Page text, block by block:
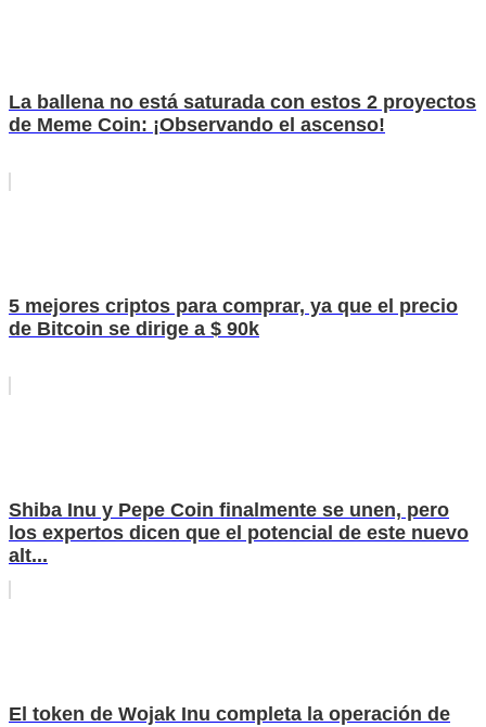
La ballena no está saturada con estos 2 proyectos
de Meme Coin: ¡Observando el ascenso!
5 mejores criptos para comprar, ya que el precio
de Bitcoin se dirige a $ 90k
Shiba Inu y Pepe Coin finalmente se unen, pero
los expertos dicen que el potencial de este nuevo
alt...
El token de Wojak Inu completa la operación de